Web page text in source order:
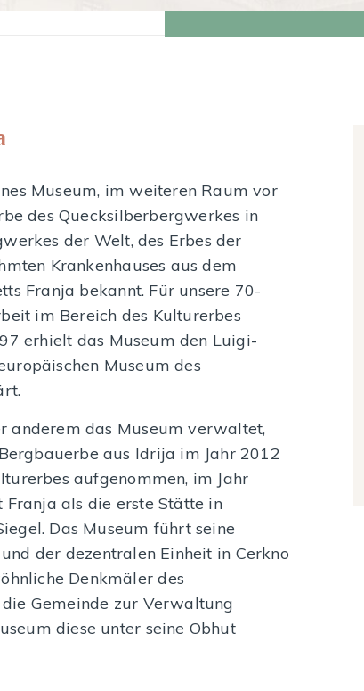
Museum, im weiteren Raum vor
des Quecksilberbergwerkes in
der Welt, des Erbes der
Krankenhauses aus dem
Franja bekannt. Für unsere 70-
im Bereich des Kulturerbes
erhielt das Museum den Luigi-
Museum des
anderem das Museum verwaltet,
aus Idrija im Jahr 2012
aufgenommen, im Jahr
als die erste Stätte in
Das Museum führt seine
der dezentralen Einheit in Cerkno
Denkmäler des
Gemeinde zur Verwaltung
diese unter seine Obhut